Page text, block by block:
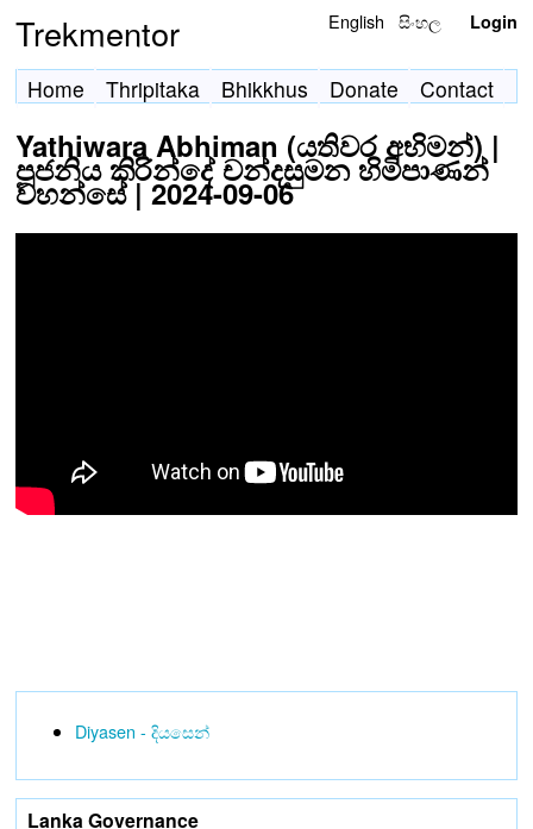
Trekmentor English සිංහල Login
Home Thripitaka Bhikkhus Donate Contact
Yathiwara Abhiman (යතිවර අභිමන්) |
පූජනිය කිරින්දේ චන්දසුමන හිමිපාණන්
වහන්සේ | 2024-09-06
Diyasen - දියසෙන්
Lanka Governance